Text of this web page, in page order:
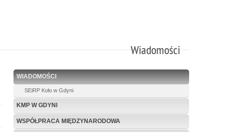
Wiadomości
WIADOMOŚCI
SEiRP Koło w Gdyni
KMP W GDYNI
WSPÓŁPRACA MIĘDZYNARODOWA